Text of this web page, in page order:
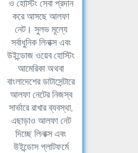
ও হোস্টিং সেবা প্রদান
করে আসছে আলফা
নেট। সুলভ মূল্যে
সর্বাধুনিক লিনাক্স এবং
উইন্ডোজ ওয়েব হোস্টিং
আমেরিকা অথবা
বাংলাদেশের ডাটাসেন্টারে
আলফা নেটের নিজস্ব
সার্ভারে রাখার ব্যবস্থা,
এছাড়াও আলফা নেট
দিচ্ছে লিনাক্স এবং
উইন্ডোস প্লাটফর্মে